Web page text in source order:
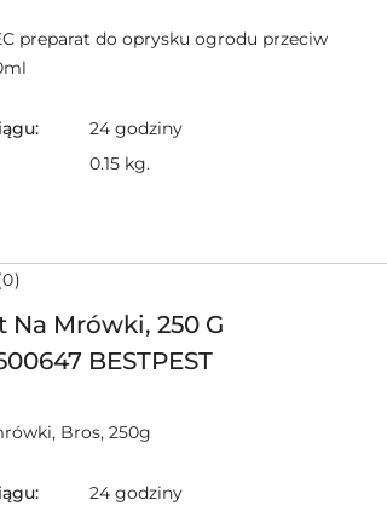
preparat do oprysku ogrodu przeciw
24 godziny
0.15 kg.
Na Mrówki, 250 G
BESTPEST
Bros, 250g
24 godziny